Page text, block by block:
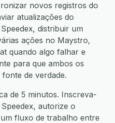
novos registros do
atualizações do
distribuir um
ações no Maystro,
quando algo falhar e
para que ambos os
fonte de verdade.
de 5 minutos. Inscreva-
autorize o
fluxo de trabalho entre